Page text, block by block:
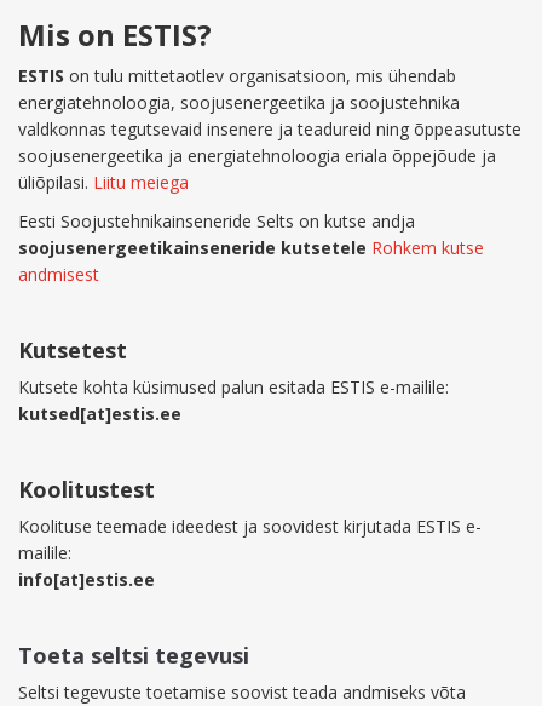
Mis on ESTIS?
ESTIS on tulu mittetaotlev organisatsioon, mis ühendab
energiatehnoloogia, soojusenergeetika ja soojustehnika
valdkonnas tegutsevaid insenere ja teadureid ning õppeasutuste
soojusenergeetika ja energiatehnoloogia eriala õppejõude ja
üliõpilasi. Liitu meiega
Eesti Soojustehnikainseneride Selts on kutse andja
soojusenergeetikainseneride kutsetele Rohkem kutse
andmisest
Kutsetest
Kutsete kohta küsimused palun esitada ESTIS e-mailile:
kutsed[at]estis.ee
Koolitustest
Koolituse teemade ideedest ja soovidest kirjutada ESTIS e-
mailile:
info[at]estis.ee
Toeta seltsi tegevusi
Seltsi tegevuste toetamise soovist teada andmiseks võta